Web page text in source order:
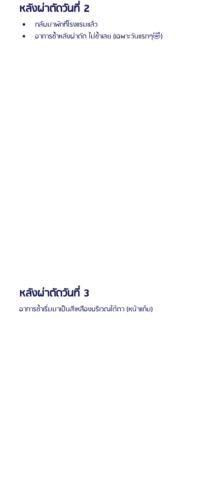
หลังผ่าตัดวันที่ 2
กลับมาพักที่โรงแรมแล้ว
อาการช้ำหลังผ่าตัด ไม่ช้ำเลย (เฉพาะวันแรกๆ🤣)
หลังผ่าตัดวันที่ 3
อาการช้ำเริ่มมาเป็นสีเหลืองบริเวณใต้ตา (หน้าแก้ม)